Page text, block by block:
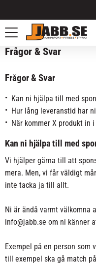
Meny
Frågor & Svar
Frågor & Svar
Kan ni hjälpa till med
Hur lång leveranstid har
När kommer X produkt in
Kan ni hjälpa till med
Vi hjälper gärna till att
mera. Men, vi får väldigt
inte tacka ja till allt.
Ni är ändå varmt välkomna
info@jabb.se om ni känner
Exempel på en person som
till exempel ska gå match